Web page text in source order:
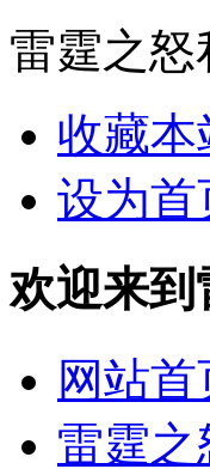
雷霆之怒
收藏本
设为首
欢迎来到
网站首
雷霆之